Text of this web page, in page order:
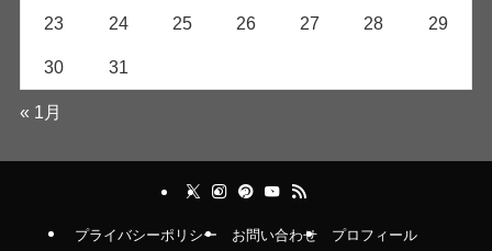
23 24 25 26 27 28 29
30 31
« 1月
プライバシーポリシー お問い合わせ プロフィール